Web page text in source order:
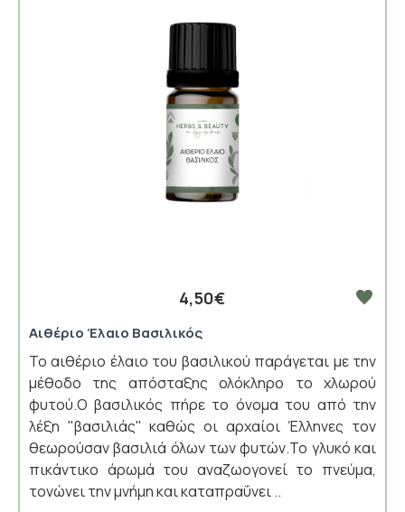
4,50€
Αιθέριο Έλαιο Βασιλικός
Το αιθέριο έλαιο του βασιλικού παράγεται με την
μέθοδο της απόσταξης ολόκληρο το χλωρού
φυτού.Ο βασιλικός πήρε το όνομα του από την
λέξη "βασιλιάς" καθώς οι αρχαίοι Έλληνες τον
θεωρούσαν βασιλιά όλων των φυτών.Το γλυκό και
πικάντικο άρωμά του αναζωογονεί το πνεύμα,
τονώνει την μνήμη και καταπραΰνει ..